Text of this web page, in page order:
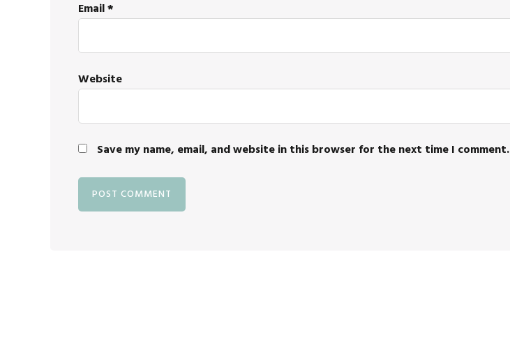
Email*
Website
Save my name, email, and website in this browser for the next time I comment.